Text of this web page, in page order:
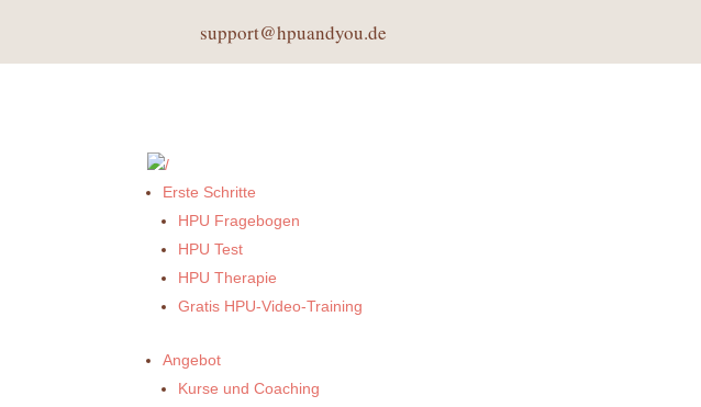
support@hpuandyou.de
Erste Schritte
HPU Fragebogen
HPU Test
HPU Therapie
Gratis HPU-Video-Training
Angebot
Kurse und Coaching